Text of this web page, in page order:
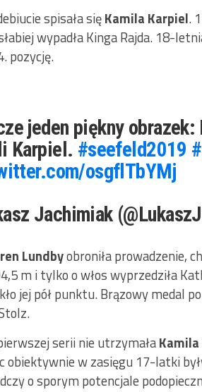
spisała sięKamila Karpiel.
wypadła Kinga Rajda. 18-
pozycję.
jeden piękny obrazek:
Karpiel. #seefeld2019
osgflTbYMj
Jachimiak
Lundbyobroniła prowadzenie,
m i tylko o włos wyprzedziła
jej pół punktu. Brązowy medal
serii nie utrzymała
obiektywnie w zasięgu 17-latki
o sporym potencjale